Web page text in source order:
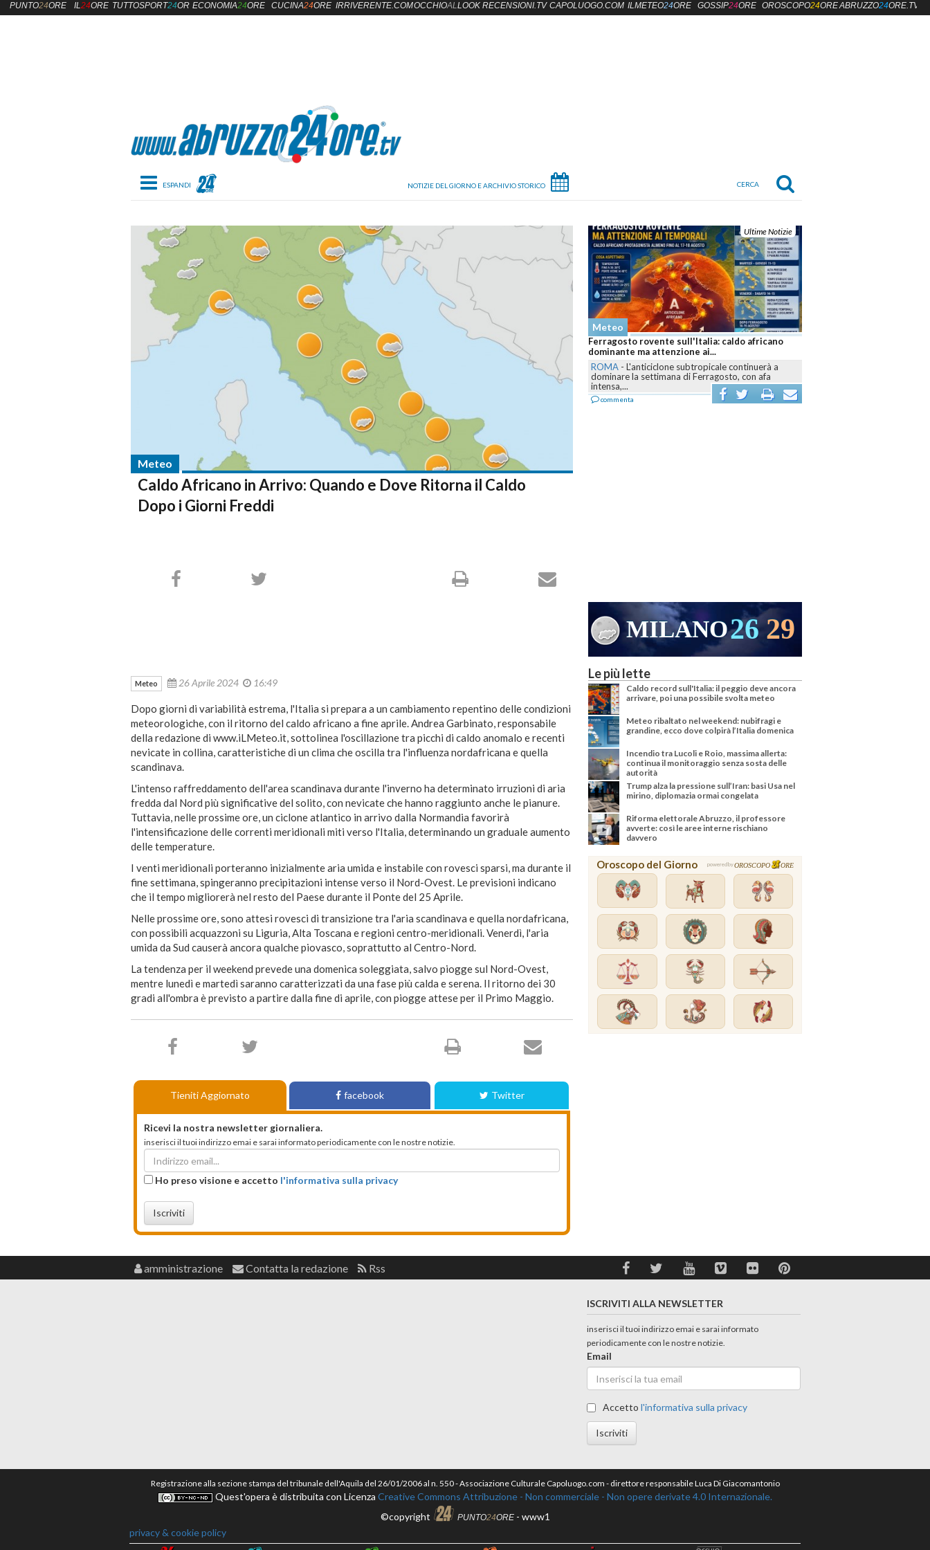
Toggle navigation
Meteo
Caldo Africano in Arrivo: Quando e Dove Ritorna il Caldo
Dopo i Giorni Freddi
Ultime Notizie
Meteo
Ferragosto rovente sull'Italia: caldo africano
dominante ma attenzione ai...
ROMA-L'anticiclone subtropicale continuerà a
dominare la settimana di Ferragosto, con afa
intensa,...
commenta
MILANO26 29
Meteo 26 Aprile 2024 16:49
Dopo giorni di variabilità estrema, l'Italia si prepara a un cambiamento repentino delle condizioni
meteorologiche, con il ritorno del caldo africano a fine aprile. Andrea Garbinato, responsabile
della redazione di www.iLMeteo.it, sottolinea l'oscillazione tra picchi di caldo anomalo e recenti
nevicate in collina, caratteristiche di un clima che oscilla tra l'influenza nordafricana e quella
scandinava.
L'intenso raffreddamento dell'area scandinava durante l'inverno ha determinato irruzioni di aria
fredda dal Nord più significative del solito, con nevicate che hanno raggiunto anche le pianure.
Tuttavia, nelle prossime ore, un ciclone atlantico in arrivo dalla Normandia favorirà
l'intensificazione delle correnti meridionali miti verso l'Italia, determinando un graduale aumento
delle temperature.
I venti meridionali porteranno inizialmente aria umida e instabile con rovesci sparsi, ma durante il
fine settimana, spingeranno precipitazioni intense verso il Nord-Ovest. Le previsioni indicano
che il tempo migliorerà nel resto del Paese durante il Ponte del 25 Aprile.
Nelle prossime ore, sono attesi rovesci di transizione tra l'aria scandinava e quella nordafricana,
con possibili acquazzoni su Liguria, Alta Toscana e regioni centro-meridionali. Venerdì, l'aria
umida da Sud causerà ancora qualche piovasco, soprattutto al Centro-Nord.
La tendenza per il weekend prevede una domenica soleggiata, salvo piogge sul Nord-Ovest,
mentre lunedì e martedì saranno caratterizzati da una fase più calda e serena. Il ritorno dei 30
gradi all'ombra è previsto a partire dalla fine di aprile, con piogge attese per il Primo Maggio.
Tieniti Aggiornato facebook Twitter
Ricevi la nostra newsletter giornaliera.
inserisci il tuoi indirizzo emai e sarai informato periodicamente con le nostre notizie.
Ho preso visione e accetto l'informativa sulla privacy
Iscriviti
Le più lette
Caldo record sull'Italia: il peggio deve ancora
arrivare, poi una possibile svolta meteo
Meteo ribaltato nel weekend: nubifragi e
grandine, ecco dove colpirà l’Italia domenica
Incendio tra Lucoli e Roio, massima allerta:
continua il monitoraggio senza sosta delle
autorità
Trump alza la pressione sull’Iran: basi Usa nel
mirino, diplomazia ormai congelata
Riforma elettorale Abruzzo, il professore
avverte: così le aree interne rischiano
davvero
Oroscopo del Giorno powered byOROSCOPO ORE
PUNTO24ORE IL24ORE TUTTOSPORT24OREECONOMIA24ORE CUCINA24ORE IRRIVERENTE.COMOCCHIOALLOOK RECENSIONI.TV CAPOLUOGO.COM ILMETEO24ORE GOSSIP24ORE OROSCOPO24OREABRUZZO24ORE.TV
amministrazione Contatta la redazione Rss
ISCRIVITI ALLA NEWSLETTER
inserisci il tuoi indirizzo emai e sarai informato
periodicamente con le nostre notizie.
Email
Accettol'informativa sulla privacy
Iscriviti
Registrazione alla sezione stampa del tribunale dell'Aquila del 26/01/2006 al n. 550 - Associazione Culturale Capoluogo.com - direttore responsabile Luca Di Giacomantonio
Quest'opera è distribuita con Licenza Creative Commons Attribuzione - Non commerciale - Non opere derivate 4.0 Internazionale.
©copyright
PUNTO24ORE- www1
privacy & cookie policy